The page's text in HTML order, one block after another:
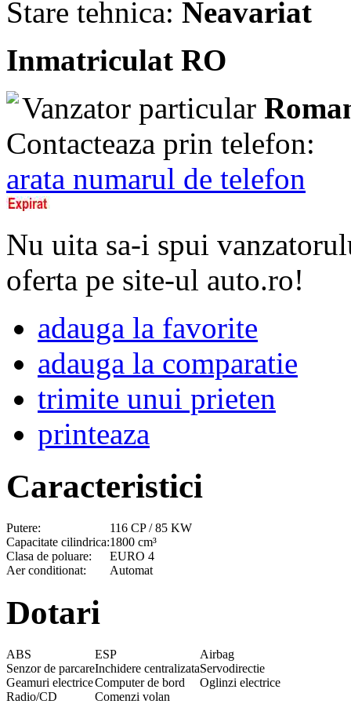
Stare tehnica: Neavariat
Inmatriculat RO
Vanzator particular
Contacteaza prin telefon:
arata numarul de telefon
Nu uita sa-i spui
oferta pe site-ul auto.ro!
adauga la favorite
adauga la comparatie
trimite unui prieten
printeaza
Caracteristici
Putere:
116 CP / 85 KW
Capacitate cilindrica:1800 cm³
Clasa de poluare:
EURO 4
Aer conditionat:
Automat
Dotari
ABS ESP
Airbag
Senzor de parcareInchidere centralizataServodirectie
Geamuri electriceComputer de bord
Oglinzi electrice
Radio/CD
Comenzi volan